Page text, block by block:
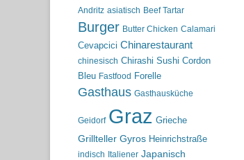
Andritz asiatisch Beef Tartar
Burger Butter Chicken Calamari
Cevapcici Chinarestaurant
chinesisch Chirashi Sushi Cordon
Bleu Fastfood Forelle
Gasthaus Gasthausküche
Geidorf Graz Grieche
Grillteller Gyros Heinrichstraße
indisch Italiener Japanisch